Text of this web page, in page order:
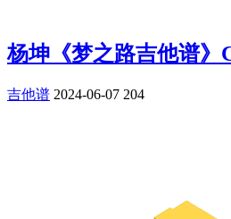
杨坤《梦之路吉他谱》
吉他谱 2024-06-07 204